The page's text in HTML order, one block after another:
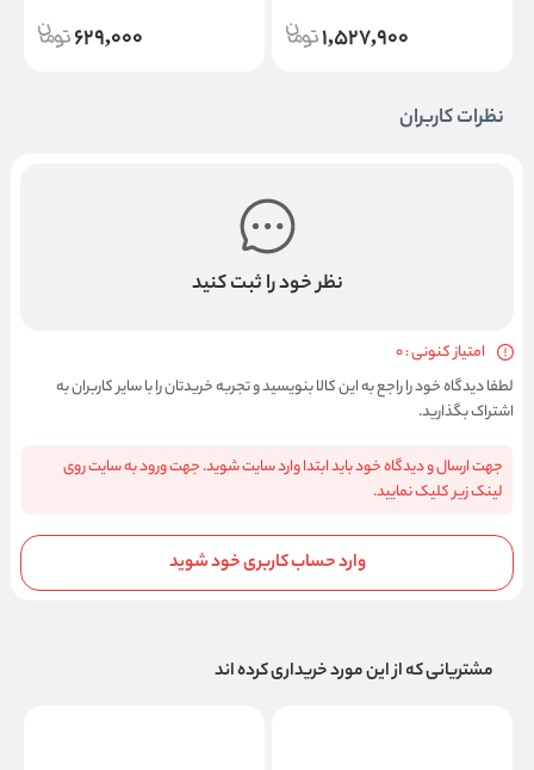
1,527,900
629,000
نظرات کاربران
نظر خود را ثبت کنید
امتیاز کنونی : 0
لطفا دیدگاه خود را راجع به این کالا بنویسید و تجربه خریدتان را با سایر کاربران به
اشتراک بگذارید.
جهت ارسال و دیدگاه خود باید ابتدا وارد سایت شوید. جهت ورود به سایت روی
لینک زیر کلیک نمایید.
وارد حساب کاربری خود شوید
مشتریانی که از این مورد خریداری کرده اند